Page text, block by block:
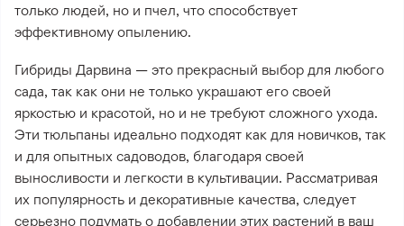
только людей, но и пчел, что способствует
эффективному опылению.
Гибриды Дарвина — это прекрасный выбор для любого
сада, так как они не только украшают его своей
яркостью и красотой, но и не требуют сложного ухода.
Эти тюльпаны идеально подходят как для новичков, так
и для опытных садоводов, благодаря своей
выносливости и легкости в культивации. Рассматривая
их популярность и декоративные качества, следует
серьезно подумать о добавлении этих растений в ваш